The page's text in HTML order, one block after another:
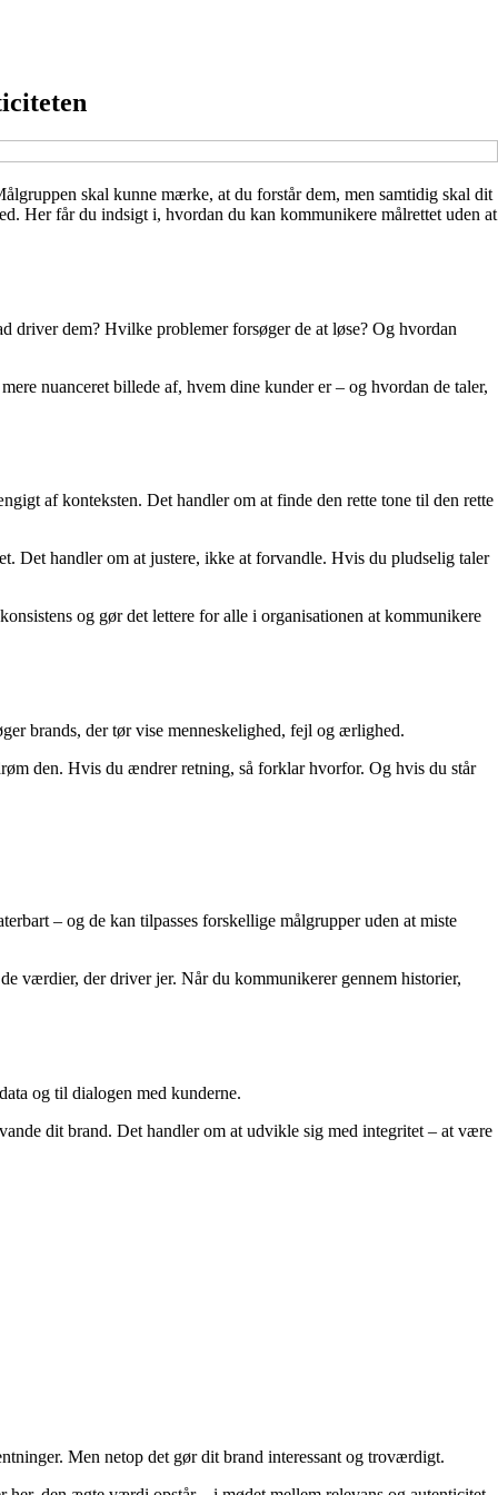
skal kunne mærke, at du forstår dem, men samtidig skal dit
Her får du indsigt i, hvordan du kan kommunikere målrettet uden at
driver dem? Hvilke problemer forsøger de at løse? Og hvordan
nuanceret billede af, hvem dine kunder er – og hvordan de taler,
af konteksten. Det handler om at finde den rette tone til den rette
Det handler om at justere, ikke at forvandle. Hvis du pludselig taler
og gør det lettere for alle i organisationen at kommunikere
brands, der tør vise menneskelighed, fejl og ærlighed.
den. Hvis du ændrer retning, så forklar hvorfor. Og hvis du står
– og de kan tilpasses forskellige målgrupper uden at miste
værdier, der driver jer. Når du kommunikerer gennem historier,
og til dialogen med kunderne.
dit brand. Det handler om at udvikle sig med integritet – at være
Men netop det gør dit brand interessant og troværdigt.